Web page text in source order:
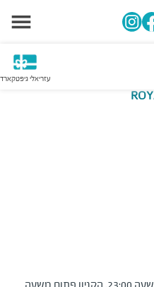
עזריאלי גיפטקארד